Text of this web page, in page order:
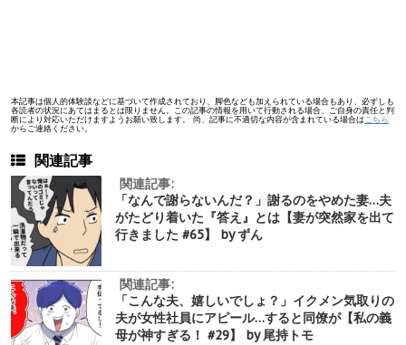
本記事は個人的体験談などに基づいて作成されており、脚色なども加えられている場合もあり、必ずしも
各読者の状況にあてはまるとは限りません。この記事の情報を用いて行動される場合、ご自身の責任と判
断により対応いただけますようお願い致します。 尚、記事に不適切な内容が含まれている場合は こちら
からご連絡ください。
関連記事
関連記事:
「なんで謝らないんだ？」謝るのをやめた妻…夫
がたどり着いた『答え』とは【妻が突然家を出て
行きました #65】 by ずん
関連記事:
「こんな夫、嬉しいでしょ？」イクメン気取りの
夫が女性社員にアピール…すると同僚が【私の義
母が神すぎる！ #29】 by 尾持トモ